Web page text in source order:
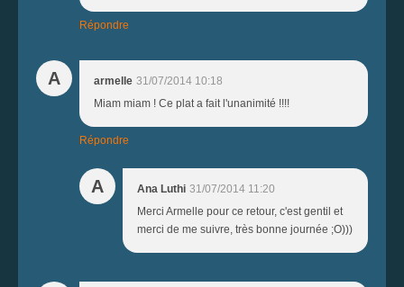
Répondre
A armelle 31/07/2014 10:18
Miam miam ! Ce plat a fait l'unanimité !!!!
Répondre
A Ana Luthi 31/07/2014 11:20
Merci Armelle pour ce retour, c'est gentil et
merci de me suivre, très bonne journée ;O)))